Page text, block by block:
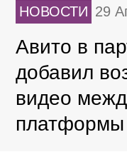
НОВОСТИ 29
Авито в
добавил
видео
платформы